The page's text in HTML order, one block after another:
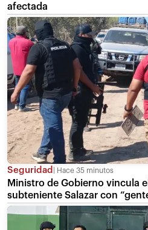
afectada
Seguridad Hace 35 minutos
Ministro de Gobierno vincula
subteniente Salazar con